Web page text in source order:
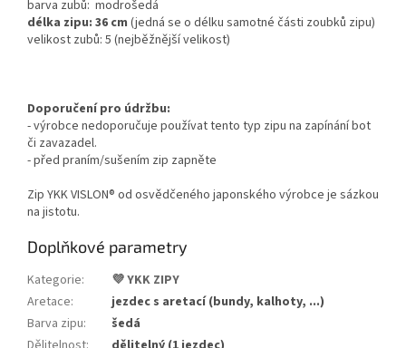
barva zubů: modrošedá
délka zipu: 36 cm (jedná se o délku samotné části zoubků zipu)
velikost zubů: 5 (nejběžnější velikost)
Doporučení pro údržbu:
- výrobce nedoporučuje používat tento typ zipu na zapínání bot
či zavazadel.
- před praním/sušením zip zapněte
Zip YKK VISLON® od osvědčeného japonského výrobce je sázkou
na jistotu.
Doplňkové parametry
Kategorie:
💜 YKK ZIPY
Aretace:
jezdec s aretací (bundy, kalhoty, ...)
Barva zipu:
šedá